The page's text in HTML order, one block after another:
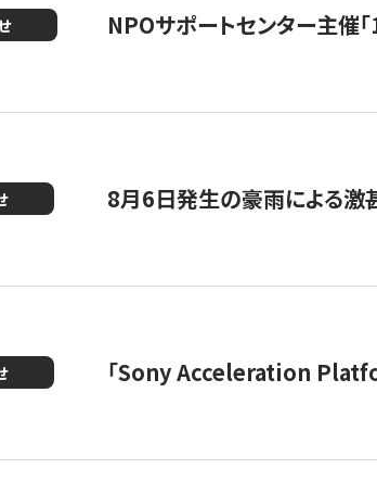
NPOサポートセンター主催
8月6日発生の豪雨による激
「Sony Acceleration